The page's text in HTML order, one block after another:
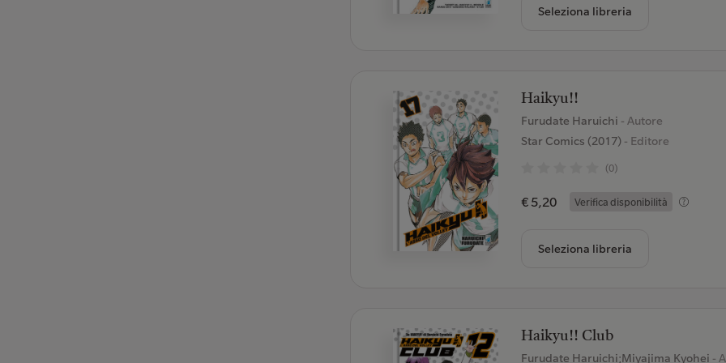
Seleziona libreria
Haikyu!!
Furudate Haruichi - Autore
Star Comics (2017)- Editore
(0)
€ 5,20 Verifica disponibilità
Seleziona libreria
Haikyu!! Club
Furudate Haruichi;Miyajima Kyohei -